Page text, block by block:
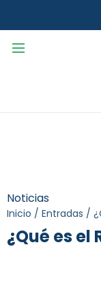
Noticias
Inicio / Entradas /
¿Qué es